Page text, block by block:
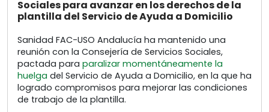
Sociales para avanzar en los derechos de la
plantilla del Servicio de Ayuda a Domicilio
Sanidad FAC-USO Andalucía ha mantenido una
reunión con la Consejería de Servicios Sociales,
pactada para paralizar momentáneamente la
huelga del Servicio de Ayuda a Domicilio, en la que ha
logrado compromisos para mejorar las condiciones
de trabajo de la plantilla.